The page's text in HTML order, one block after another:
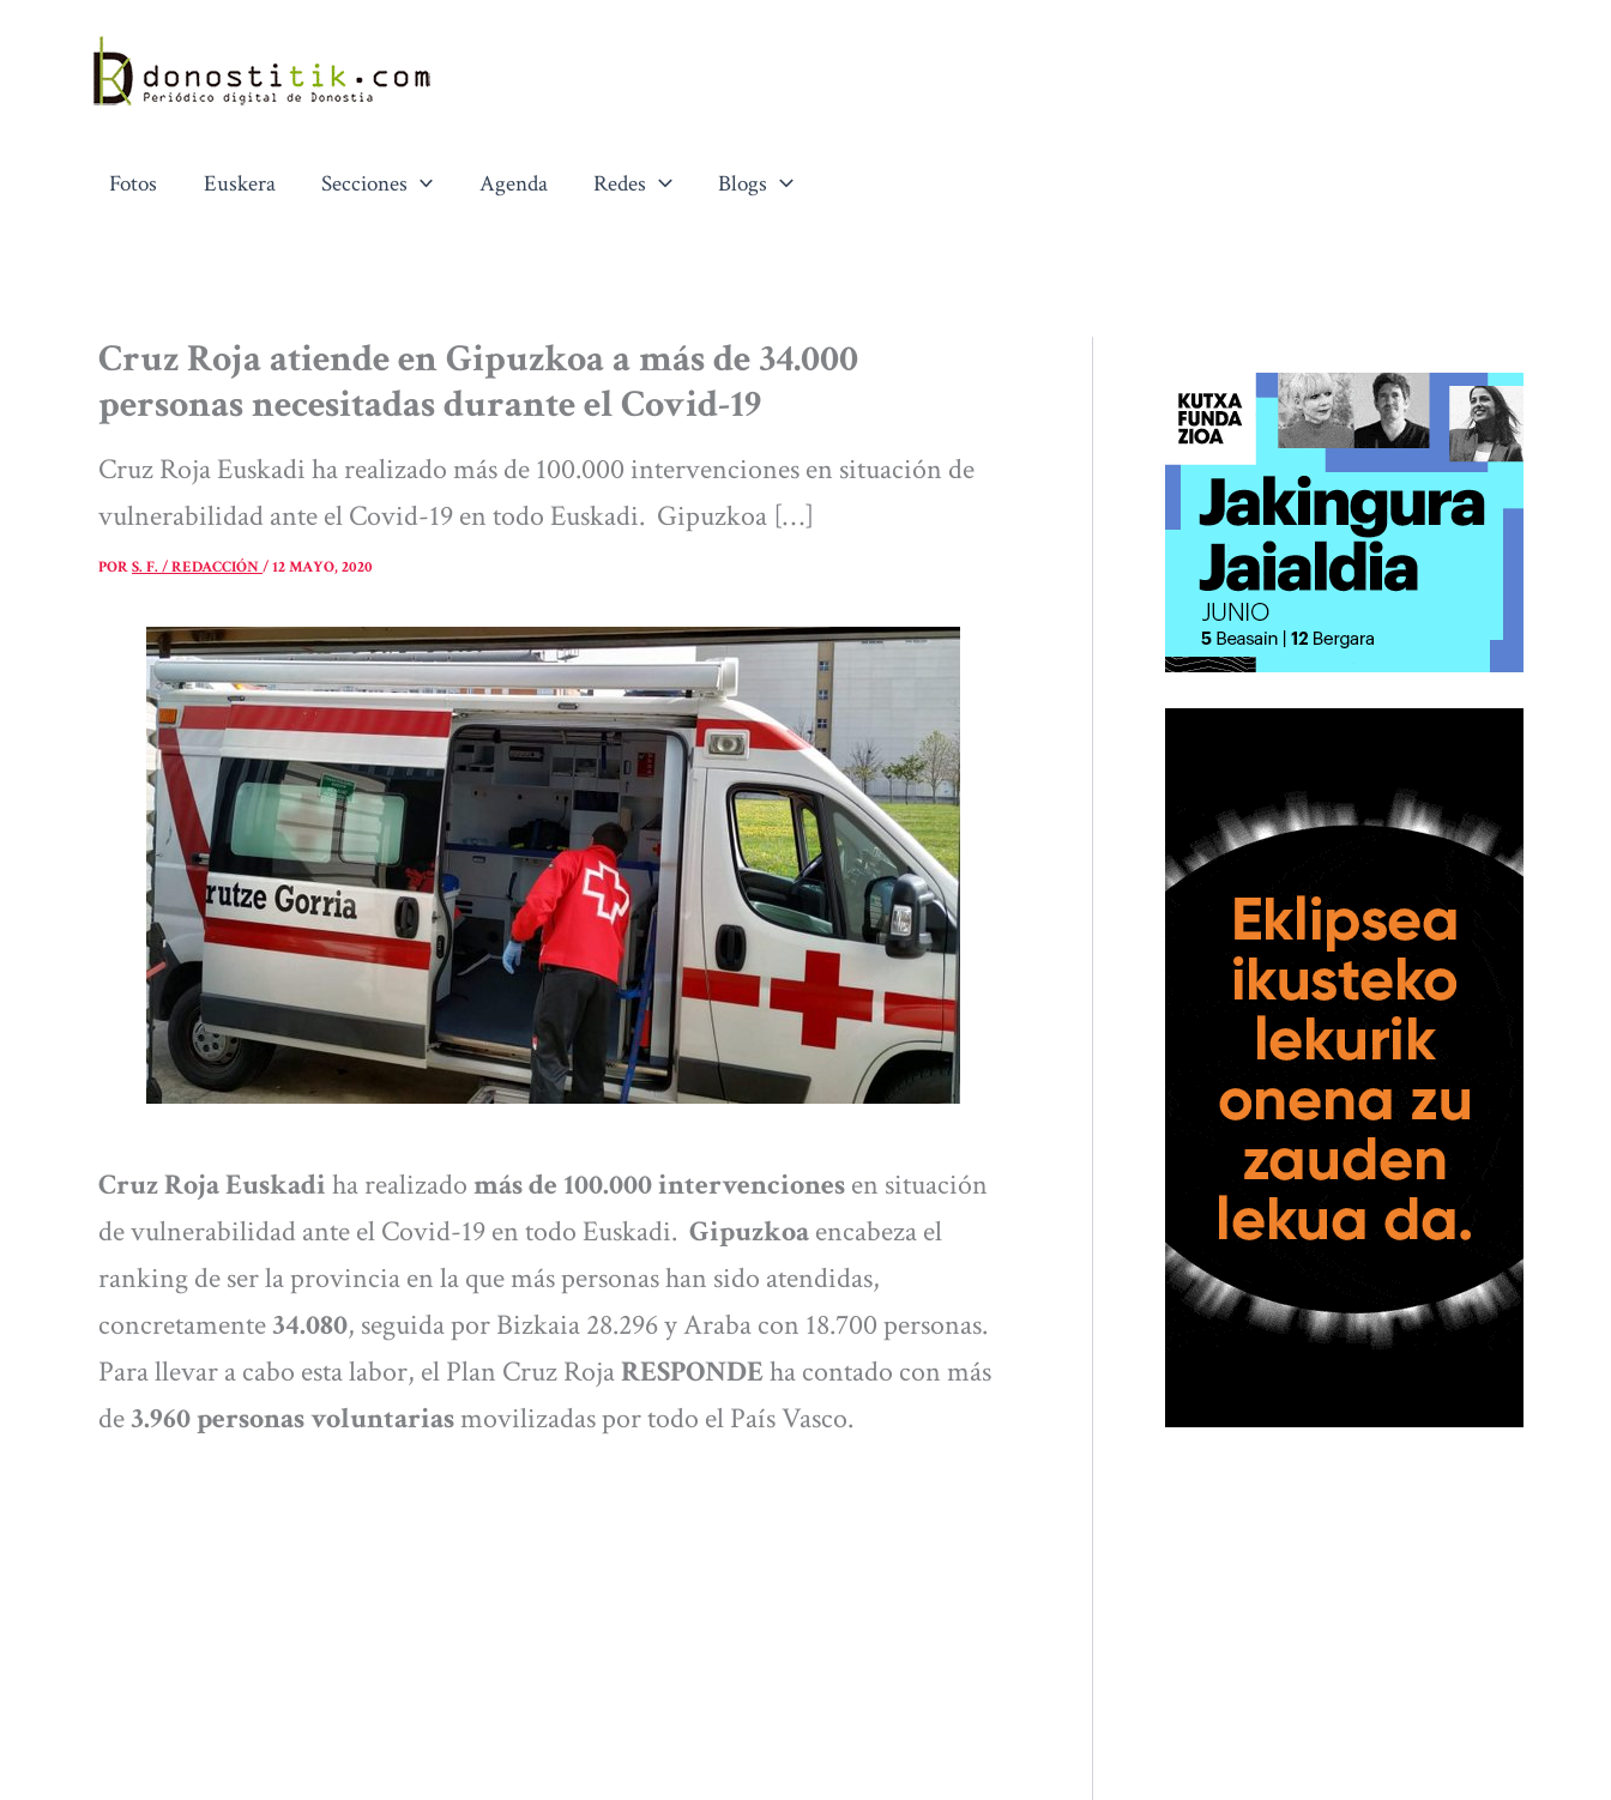
contenido
Fotos Euskera Secciones Agenda Redes Blogs
Cruz Roja atiende en Gipuzkoa a más de 34.000
personas necesitadas durante el Covid-19
Cruz Roja Euskadi ha realizado más de 100.000 intervenciones en situación de
vulnerabilidad ante el Covid-19 en todo Euskadi. Gipuzkoa […]
PORS. F. / REDACCIÓN/12 MAYO, 2020
Cruz Roja Euskadiha realizadomás de 100.000 intervencionesen situación
de vulnerabilidad ante el Covid-19 en todo Euskadi. Gipuzkoaencabeza el
ranking de ser la provincia en la que más personas han sido atendidas,
concretamente34.080, seguida por Bizkaia 28.296 y Araba con 18.700 personas.
Para llevar a cabo esta labor, el Plan Cruz RojaRESPONDEha contado con más
de3.960 personas voluntariasmovilizadas por todo el País Vasco.